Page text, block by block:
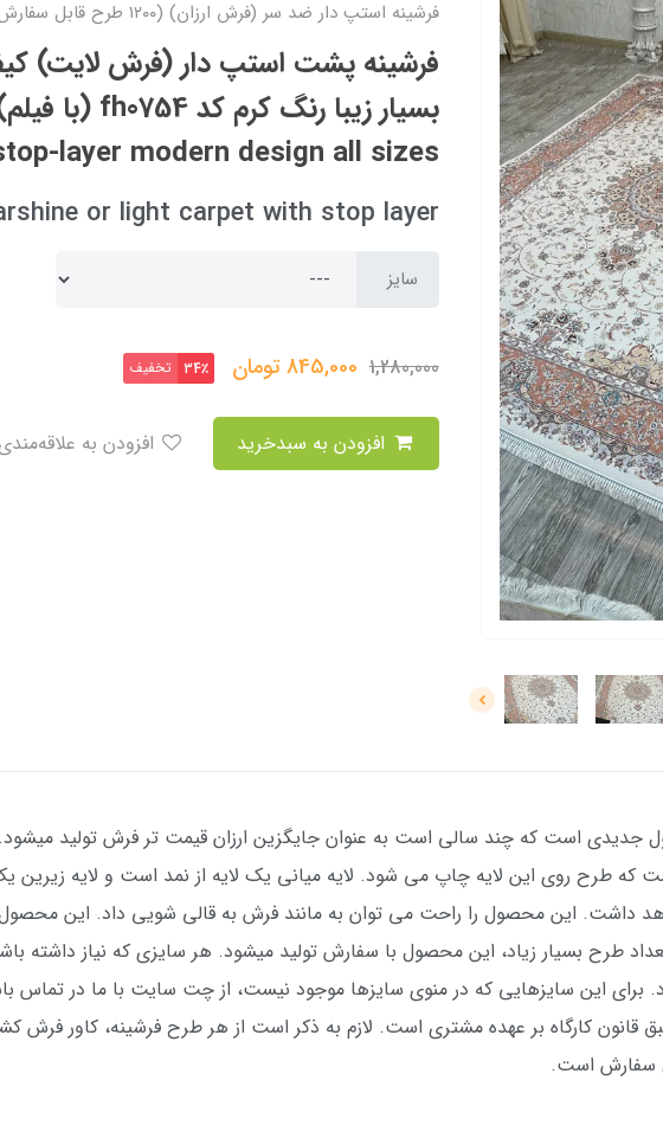
فرشینه استپ دار ضد سر (فرش ارزان) (۱۲۰۰ طرح قابل سفارش)
فرشینه پشت استپ دار (فرش لایت)
layer modern design all sizes
or light carpet with stop layer
سایز
1,280,000
845,000تومان 34٪ تخفیف
جدیدی است که چند سالی است به عنوان جایگزین ارزان قیمت تر فرش تولید
طرح روی این لایه چاپ می شود. لایه میانی یک لایه از نمد است و لایه زیرین
قانون کارگاه بر عهده مشتری است. لازم به ذکر است از هر طرح فرشینه، کاور فرش
سفارش است.